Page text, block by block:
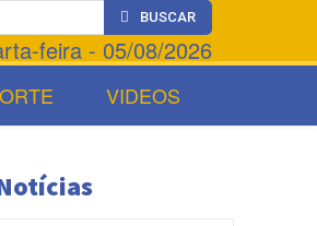
BUSCAR
feira - 05/08/2026
VIDEOS